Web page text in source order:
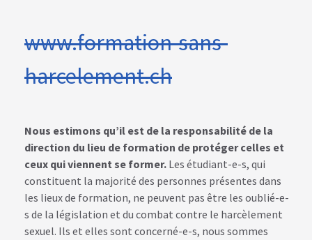
www.formation-sans-
harcelement.ch
Nous estimons qu’il est de la responsabilité de la
direction du lieu de formation de protéger celles et
ceux qui viennent se former. Les étudiant-e-s, qui
constituent la majorité des personnes présentes dans
les lieux de formation, ne peuvent pas être les oublié-e-
s de la législation et du combat contre le harcèlement
sexuel. Ils et elles sont concerné-e-s, nous sommes